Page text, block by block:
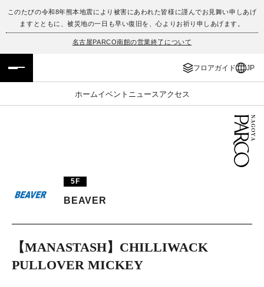
このたびの令和8年熊本地震により被害にあわれた皆様に謹んでお見舞い申しあげ
ますとともに、被災地の一日も早い復旧を、心よりお祈り申しあげます。
名古屋PARCO南館の営業終了について
フロアガイド JP
ホームイベント ニュース アクセス
フロアガイド
イベント・ポップアップ
TAX FREE
JP
ENGLISH
5F
BEAVER
【MANASTASH】CHILLIWACK
PULLOVER MICKEY